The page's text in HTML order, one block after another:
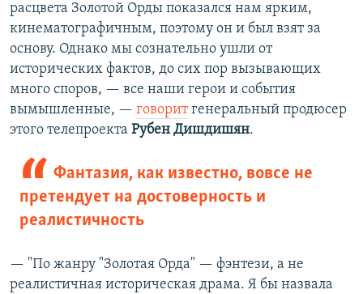
расцвета Золотой Орды показался нам ярким,
кинематографичным, поэтому он и был взят за
основу. Однако мы сознательно ушли от
исторических фактов, до сих пор вызывающих
много споров, — все наши герои и события
вымышленные, — говоритгенеральный продюсер
этого телепроекта Рубен Дишдишян.
Фантазия, как известно, вовсе не
претендует на достоверность и
реалистичность
— "По жанру "Золотая Орда" — фэнтези, а не
реалистичная историческая драма. Я бы назвала